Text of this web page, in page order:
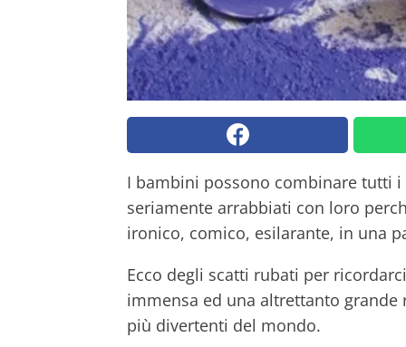
I bambini possono combinare tutti
seriamente arrabbiati con loro
ironico, comico, esilarante, in una
Ecco degli scatti rubati per
immensa ed una altrettanto
più divertenti del mondo.